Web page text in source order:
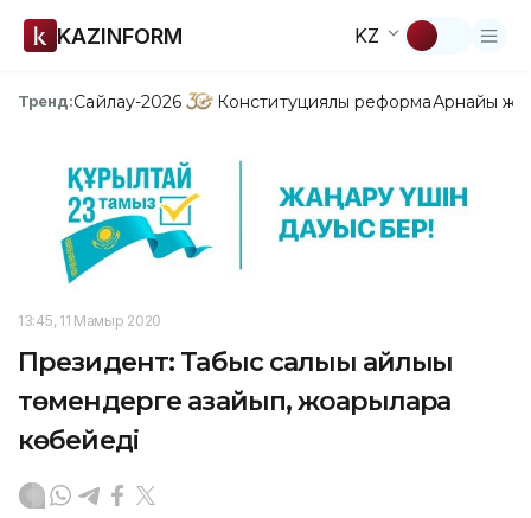
KAZINFORM KZ
Тренд:Сайлау-2026 Конституциялық реформаАрнайы
13:45, 11 Мамыр 2020
Президент: Табыс салығы айлығы
төмендерге азайып, жоғарыларға
көбейеді